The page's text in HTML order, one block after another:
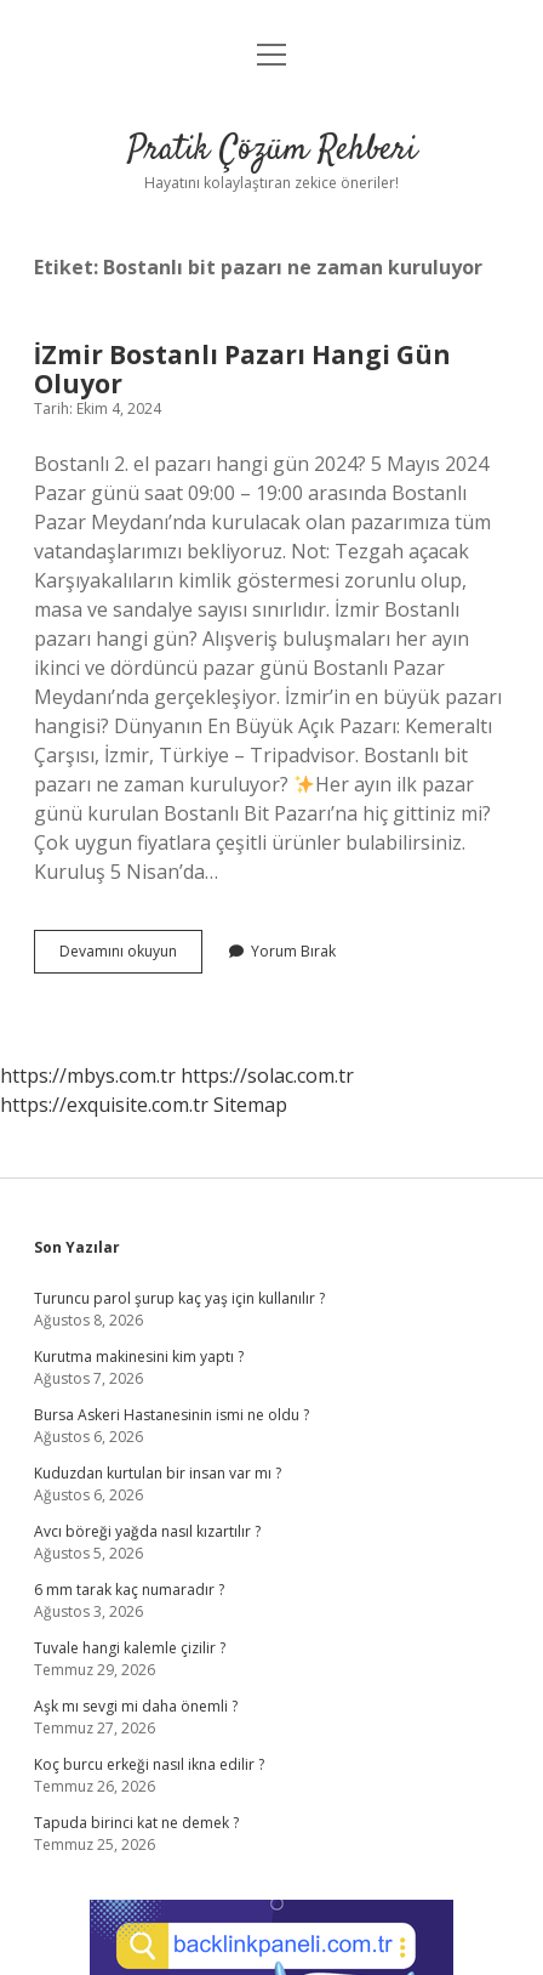
Anasayfa
Yasal Uyarı
menüyü
Pratik Çözüm Rehberi
Hayatını kolaylaştıran zekice öneriler!
Etiket: Bostanlı bit pazarı ne zaman kuruluyor
İZmir Bostanlı Pazarı Hangi Gün
Oluyor
Tarih: Ekim 4, 2024
Bostanlı 2. el pazarı hangi gün 2024? 5 Mayıs 2024
Pazar günü saat 09:00 – 19:00 arasında Bostanlı
Pazar Meydanı’nda kurulacak olan pazarımıza tüm
vatandaşlarımızı bekliyoruz. Not: Tezgah açacak
Karşıyakalıların kimlik göstermesi zorunlu olup,
masa ve sandalye sayısı sınırlıdır. İzmir Bostanlı
pazarı hangi gün? Alışveriş buluşmaları her ayın
ikinci ve dördüncü pazar günü Bostanlı Pazar
Meydanı’nda gerçekleşiyor. İzmir’in en büyük pazarı
hangisi? Dünyanın En Büyük Açık Pazarı: Kemeraltı
Çarşısı, İzmir, Türkiye – Tripadvisor. Bostanlı bit
pazarı ne zaman kuruluyor?
Her ayın ilk pazar
günü kurulan Bostanlı Bit Pazarı’na hiç gittiniz mi?
Çok uygun fiyatlara çeşitli ürünler bulabilirsiniz.
Kuruluş 5 Nisan’da…
Devamını okuyun
Bostanlı
Yorum Bırak
https://mbys.com.tr https://solac.com.tr
https://exquisite.com.trSitemap
Sidebar
Son Yazılar
Turuncu parol şurup kaç yaş için kullanılır ?
Ağustos 8, 2026
Kurutma makinesini kim yaptı ?
Ağustos 7, 2026
Bursa Askeri Hastanesinin ismi ne oldu ?
Ağustos 6, 2026
Kuduzdan kurtulan bir insan var mı ?
Ağustos 6, 2026
Avcı böreği yağda nasıl kızartılır ?
Ağustos 5, 2026
6 mm tarak kaç numaradır ?
Ağustos 3, 2026
Tuvale hangi kalemle çizilir ?
Temmuz 29, 2026
Aşk mı sevgi mi daha önemli ?
Temmuz 27, 2026
Koç burcu erkeği nasıl ikna edilir ?
Temmuz 26, 2026
Tapuda birinci kat ne demek ?
Temmuz 25, 2026